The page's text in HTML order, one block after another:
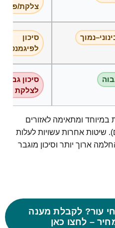
צלקת/
סיכון
סיכון גבוה
לצלקת
במיוחד ומתאימה לאזורים
שיטות אחרות עשויות לעלות
ארוך יותר וסיכון מוגבר
עור? לקבלת מענה
– לחצו כאן